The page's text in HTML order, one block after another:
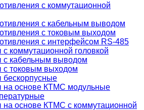
с коммутационной
с кабельным выводом
с токовым выходом
с интерфейсом RS-485
коммутационной головкой
с кабельным выводом
с токовым выходом
на основе КТМС модульные
основе КТМС с коммутационной